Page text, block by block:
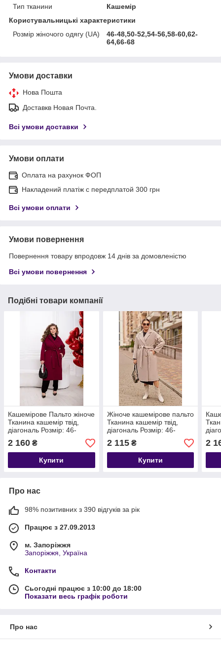
Тип тканини
Кашемір
Користувальницькі характеристики
Розмір жіночого одягу (UA)
46-48,50-52,54-56,58-60,62-
64,66-68
Умови доставки
Нова Пошта
Доставкв Новая Почта.
Всі умови доставки
Умови оплати
Оплата на рахунок ФОП
Накладений платіж с передплатой 300 грн
Всі умови оплати
Умови повернення
Повернення товару впродовж 14 днів за домовленістю
Всі умови повернення
Подібні товари компанії
Кашемірове Пальто жіноче
Тканина кашемір твід,
діагональ Розмір: 46-
48,50-52,54-56,58-60,62-
64,66-68
2 160 ₴
Купити
Жіноче кашемірове пальто
Тканина кашемір твід,
діагональ Розмір: 46-
48,50-52,54-56,58-60,62-
64,66-68
2 115₴
Купити
2
Про нас
98% позитивних з 390 відгуків за рік
Працює з 27.09.2013
м. Запоріжжя
Запоріжжя, Україна
Контакти
Сьогодні працює з 10:00 до 18:00
Показати весь графік роботи
Про нас